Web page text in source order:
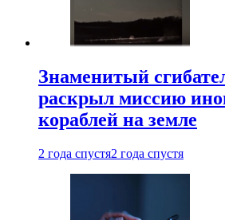
Знаменитый
раскрыл миссию
кораблей на земле
2 года спустя2 года спустя